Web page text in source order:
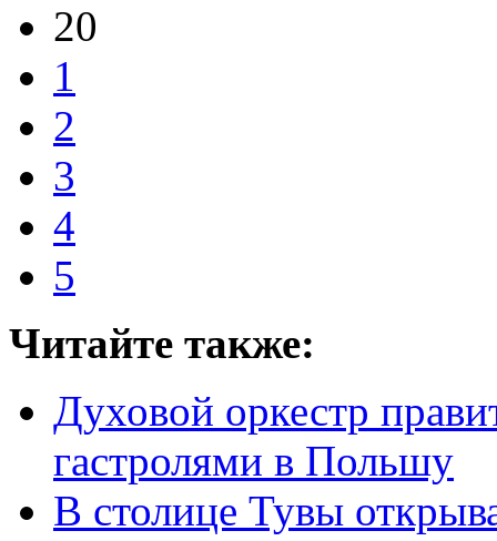
20
1
2
3
4
5
Читайте также:
Духовой оркестр
гастролями в Польшу
В столице Тувы